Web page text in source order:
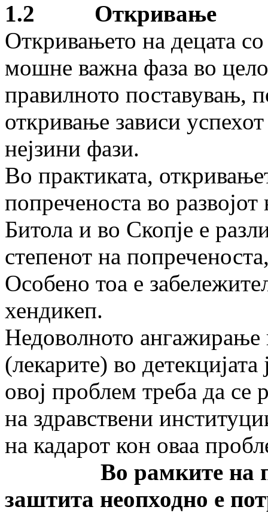
1.2 Откривање
Откривањето на децата
мошне важна фаза во
правилното поставувањ,
откривање зависи
нејзини фази.
Во практиката,
попреченоста во
Битола и во Скопје е
степенот на
Особено тоа е
хендикеп.
Недоволното ангажирање
(лекарите) во
овој проблем треба да се
на здравствени
на кадарот кон оваа
Во рамките на
заштита неопходно е